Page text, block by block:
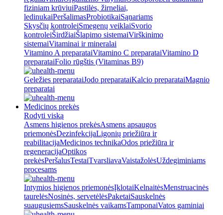
fiziniam krūviuiPastilės, žirneliai,
ledinukaiPeršalimasProbiotikaiSąnariams
Skysčių kontroleiSmegenų veiklaiSvorio
kontroleiŠirdžiaiŠlapimo sistemaiVirškinimo
sistemaiVitaminai ir mineralai
Vitamino A preparataiVitamino C preparataiVitamino D
preparataiFolio rūgštis (Vitaminas B9)
Geležies preparataiJodo preparataiKalcio preparataiMagnio
preparatai
Medicinos prekės
Rodyti viską
Asmens higienos prekėsAsmens apsaugos
priemonėsDezinfekcijaLigonių priežiūra ir
reabilitacijaMedicinos technikaOdos priežiūra ir
regeneracijaOptikos
prekėsPeršalusTestaiTvarsliavaVaistažolėsUždegiminiams
procesams
Intymios higienos priemonėsĮklotaiKelnaitėsMenstruacinės
taurelėsNosinės, servetėlėsPaketaiSauskelnės
suaugusiemsSauskelnės vaikamsTamponaiVatos gaminiai